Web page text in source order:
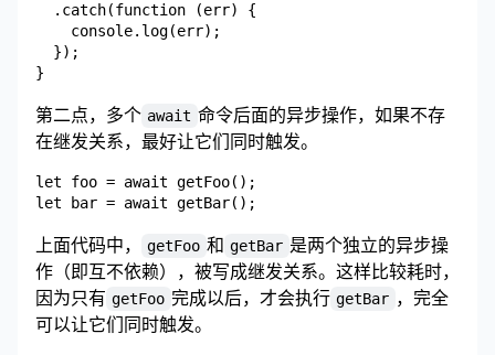
  .catch(function (err) {
    console.log(err);
  });
第二点，多个 await 命令后面的异步操作，如果不存
在继发关系，最好让它们同时触发。
let foo = await getFoo();
上面代码中， getFoo 和 getBar 是两个独立的异步操
作（即互不依赖），被写成继发关系。这样比较耗时，
因为只有 getFoo 完成以后，才会执行 getBar ，完全
可以让它们同时触发。